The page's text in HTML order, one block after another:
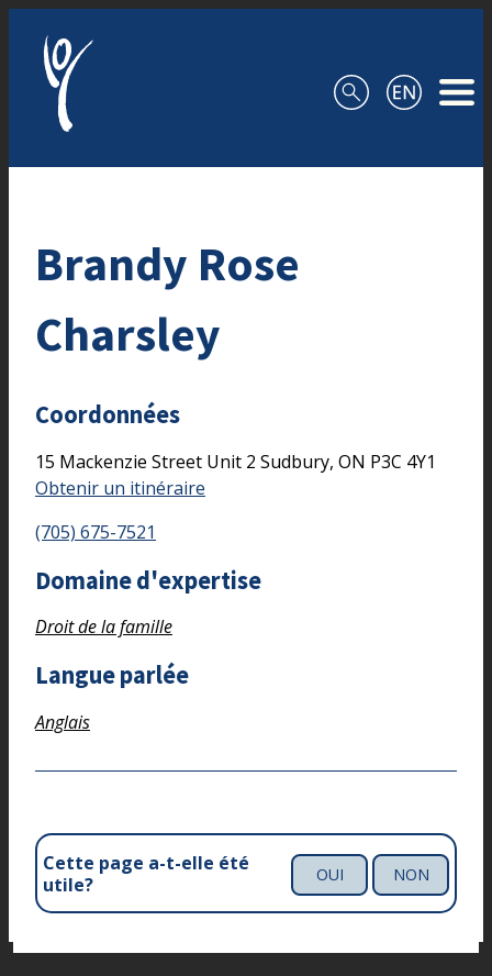
Brandy Rose
Charsley
Coordonnées
15 Mackenzie Street Unit 2 Sudbury, ON P3C 4Y1
Obtenir un itinéraire
(705) 675-7521
Domaine d'expertise
Droit de la famille
Langue parlée
Anglais
Cette page a-t-elle été
utile?
OUI NON